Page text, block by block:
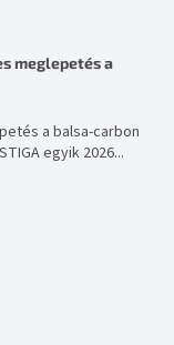
meglepetés a
a balsa-carbon
egyik 2026...